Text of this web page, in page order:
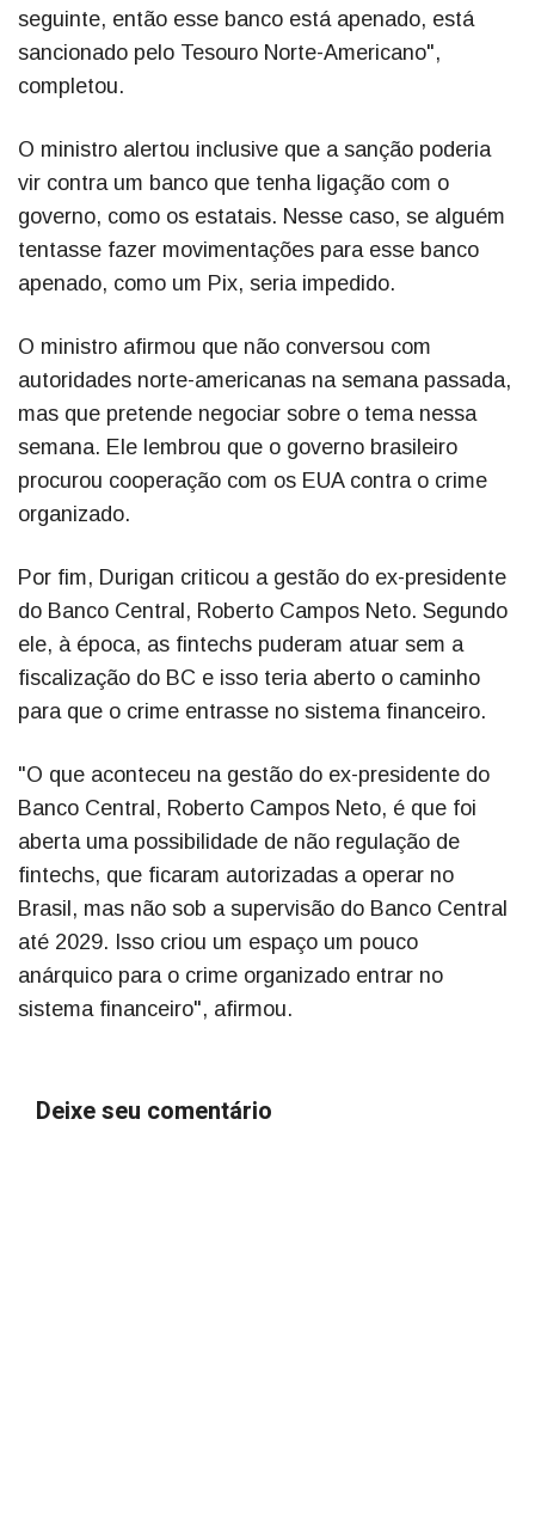
seguinte, então esse banco está apenado, está
sancionado pelo Tesouro Norte-Americano",
completou.
O ministro alertou inclusive que a sanção poderia
vir contra um banco que tenha ligação com o
governo, como os estatais. Nesse caso, se alguém
tentasse fazer movimentações para esse banco
apenado, como um Pix, seria impedido.
O ministro afirmou que não conversou com
autoridades norte-americanas na semana passada,
mas que pretende negociar sobre o tema nessa
semana. Ele lembrou que o governo brasileiro
procurou cooperação com os EUA contra o crime
organizado.
Por fim, Durigan criticou a gestão do ex-presidente
do Banco Central, Roberto Campos Neto. Segundo
ele, à época, as fintechs puderam atuar sem a
fiscalização do BC e isso teria aberto o caminho
para que o crime entrasse no sistema financeiro.
"O que aconteceu na gestão do ex-presidente do
Banco Central, Roberto Campos Neto, é que foi
aberta uma possibilidade de não regulação de
fintechs, que ficaram autorizadas a operar no
Brasil, mas não sob a supervisão do Banco Central
até 2029. Isso criou um espaço um pouco
anárquico para o crime organizado entrar no
sistema financeiro", afirmou.
Deixe seu comentário